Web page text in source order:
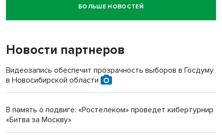
Новосибирский суд наказал водителя за смерть
пенсионерки на вокзале
«Мы живём на пастбище!»: в новосибирском селе лошади
терроризируют жителей
Инвалид получил условный срок за избиение врачей
Новосибирский преподаватель с женой вошли в топ-16
БОЛЬШЕ НОВОСТЕЙ
Новости партнеров
Видеозапись обеспечит прозрачность выборов в Госдуму
в Новосибирской области
В память о подвиге: «Ростелеком» проведет кибертурнир
«Битва за Москву»